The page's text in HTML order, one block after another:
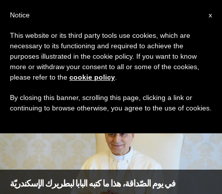
TAG
DERNIÈRES NOUVELLES
في يوم الصّداقة، هذا ما كتبه البابا لبطريرك الإسكندريّة
x
Notice
This website or its third party tools use cookies, which are
necessary to its functioning and required to achieve the
purposes illustrated in the cookie policy. If you want to know
more or withdraw your consent to all or some of the cookies,
please refer to the cookie policy
By closing this banner, scrolling this page, clicking a link or
continuing to browse otherwise, you agree to the use of cookies.